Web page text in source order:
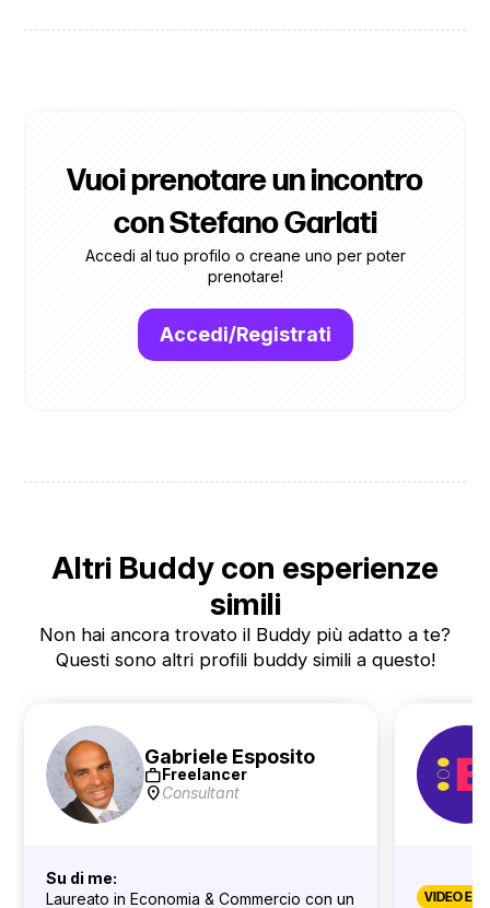
Vuoi prenotare un incontro
con Stefano Garlati
Accedi al tuo profilo o creane uno per poter
prenotare!
Accedi/Registrati
Altri Buddy con esperienze
simili
Non hai ancora trovato il Buddy più adatto a te?
Questi sono altri profili buddy simili a questo!
Gabriele Esposito
workFreelancer
location_onConsultant
Su di me:
Laureato in Economia & Commercio con un
VIDEO